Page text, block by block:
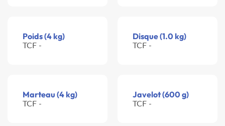
Poids (4 kg)
TCF -
Disque (1.0 kg)
TCF -
Marteau (4 kg)
TCF -
Javelot (600 g)
TCF -